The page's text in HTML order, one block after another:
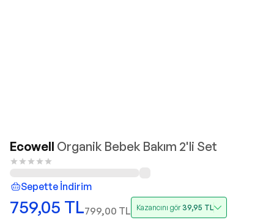
Ecowell Organik Bebek Bakım 2'li Set
Sepette İndirim
759,05 TL799,00 TL Kazancını gör39,95 TL